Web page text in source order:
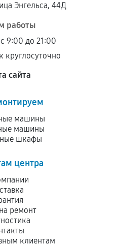
Энгельса, 44Д
работы
9:00 до 21:00
круглосуточно
сайта
машины
машины
шкафы
центра
ремонт
клиентам